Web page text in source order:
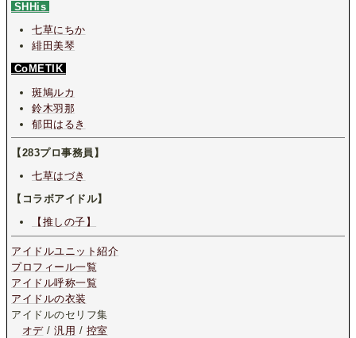
SHHis
七草にちか
緋田美琴
CoMETIK
斑鳩ルカ
鈴木羽那
郁田はるき
【283プロ事務員】
七草はづき
【コラボアイドル】
【推しの子】
アイドルユニット紹介
プロフィール一覧
アイドル呼称一覧
アイドルの衣装
アイドルのセリフ集
オデ/汎用 / 控室